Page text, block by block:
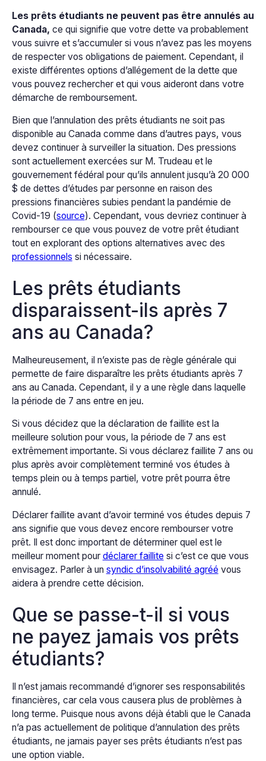
Les prêts étudiants ne peuvent pas être annulés au
Canada, ce qui signifie que votre dette va probablement
vous suivre et s’accumuler si vous n’avez pas les moyens
de respecter vos obligations de paiement. Cependant, il
existe différentes options d’allégement de la dette que
vous pouvez rechercher et qui vous aideront dans votre
démarche de remboursement.
Bien que l’annulation des prêts étudiants ne soit pas
disponible au Canada comme dans d’autres pays, vous
devez continuer à surveiller la situation. Des pressions
sont actuellement exercées sur M. Trudeau et le
gouvernement fédéral pour qu’ils annulent jusqu’à 20 000
$ de dettes d’études par personne en raison des
pressions financières subies pendant la pandémie de
Covid-19 (source). Cependant, vous devriez continuer à
rembourser ce que vous pouvez de votre prêt étudiant
tout en explorant des options alternatives avec des
professionnels si nécessaire.
Les prêts étudiants
disparaissent-ils après 7
ans au Canada?
Malheureusement, il n’existe pas de règle générale qui
permette de faire disparaître les prêts étudiants après 7
ans au Canada. Cependant, il y a une règle dans laquelle
la période de 7 ans entre en jeu.
Si vous décidez que la déclaration de faillite est la
meilleure solution pour vous, la période de 7 ans est
extrêmement importante. Si vous déclarez faillite 7 ans ou
plus après avoir complètement terminé vos études à
temps plein ou à temps partiel, votre prêt pourra être
annulé.
Déclarer faillite avant d’avoir terminé vos études depuis 7
ans signifie que vous devez encore rembourser votre
prêt. Il est donc important de déterminer quel est le
meilleur moment pour déclarer faillite si c’est ce que vous
envisagez. Parler à un syndic d’insolvabilité agréé vous
aidera à prendre cette décision.
Que se passe-t-il si vous
ne payez jamais vos prêts
étudiants?
Il n’est jamais recommandé d’ignorer ses responsabilités
financières, car cela vous causera plus de problèmes à
long terme. Puisque nous avons déjà établi que le Canada
n’a pas actuellement de politique d’annulation des prêts
étudiants, ne jamais payer ses prêts étudiants n’est pas
une option viable.